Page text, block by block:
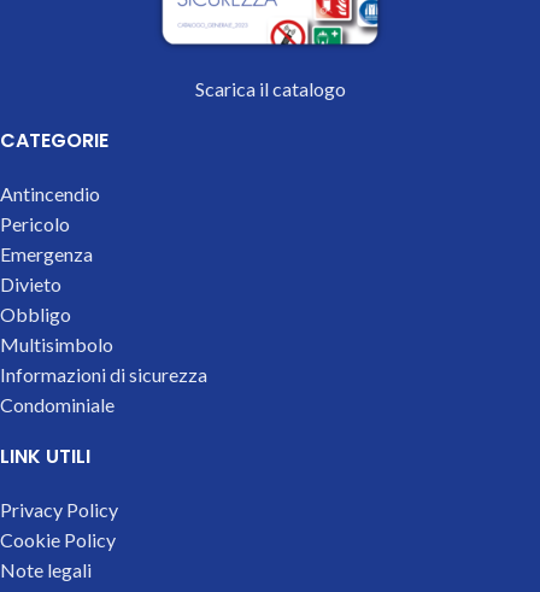
Scarica il catalogo
CATEGORIE
Antincendio
Pericolo
Emergenza
Divieto
Obbligo
Multisimbolo
Informazioni di sicurezza
Condominiale
LINK UTILI
Privacy Policy
Cookie Policy
Note legali